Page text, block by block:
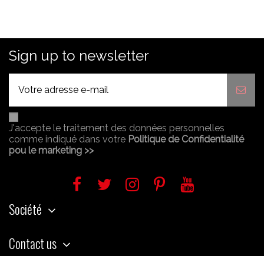
Sign up to newsletter
J'accepte le traitement des données personnelles
comme indiqué dans votre Politique de Confidentialité
pou le marketing >>
Société
Contact us